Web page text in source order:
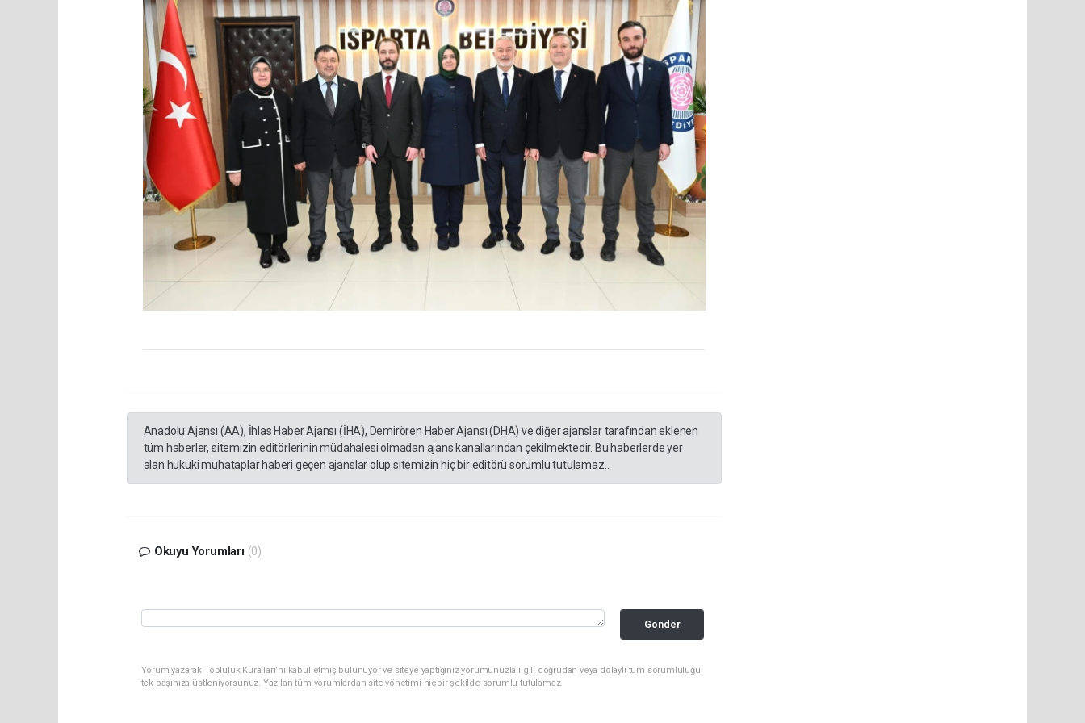
Anadolu Ajansı (AA), İhlas Haber Ajansı (İHA), Demirören Haber Ajansı (DHA) ve diğer ajanslar tarafından eklenen
tüm haberler, sitemizin editörlerinin müdahalesi olmadan ajans kanallarından çekilmektedir. Bu haberlerde yer
alan hukuki muhataplar haberi geçen ajanslar olup sitemizin hiç bir editörü sorumlu tutulamaz...
Okuyu Yorumları (0)
Gonder
Yorum yazarak Topluluk Kuralları’nı kabul etmiş bulunuyor ve siteye yaptığınız yorumunuzla ilgili doğrudan veya dolaylı tüm sorumluluğu
tek başınıza üstleniyorsunuz. Yazılan tüm yorumlardan site yönetimi hiçbir şekilde sorumlu tutulamaz.